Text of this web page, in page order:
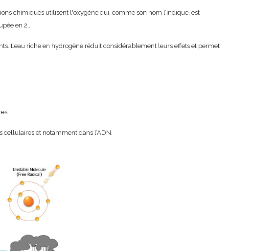
chimiques utilisent l'oxygène qui, comme son nom l’indique, est
en 2...
L’eau riche en hydrogène réduit considérablement leurs effets et permet
cellulaires et notamment dans l’ADN.